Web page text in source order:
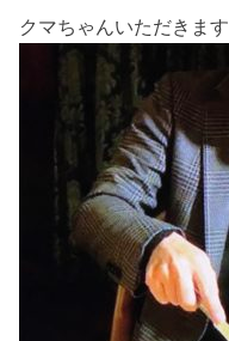
クマちゃんいただきます